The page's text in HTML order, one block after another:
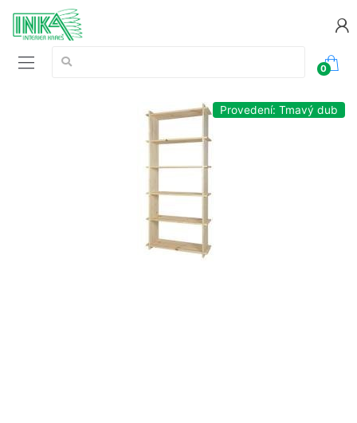
Vyhledávání:
0
Provedení: Tmavý dub